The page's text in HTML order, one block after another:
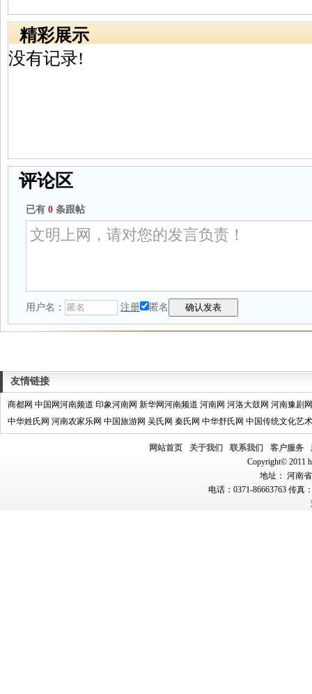
精彩展示
没有记录!
评论区
已有 0 条跟帖
用户名： 注册 匿名
友情链接
商都网 中国网河南频道 印象河南网 新华网河南频道 河南网 河洛大鼓网 河南豫剧网
中华姓氏网 河南农家乐网 中国旅游网 吴氏网 秦氏网 中华舒氏网 中国传统文化艺
网站首页 关于我们 联系我们 客户服务
Copyright© 2011
地址： 河南
电话：0371-86663763 传真